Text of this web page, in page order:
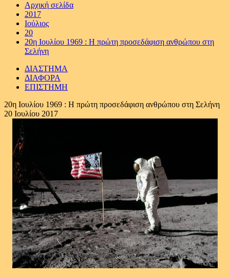
Αρχική σελίδα
2017
Ιούλιος
20
20η Ιουλίου 1969 : Η πρώτη προσεδάφιση ανθρώπου στη
Σελήνη
ΔΙΑΣΤΗΜΑ
ΔΙΑΦΟΡΑ
ΕΠΙΣΤΗΜΗ
20η Ιουλίου 1969 : Η πρώτη προσεδάφιση ανθρώπου στη Σελήνη
20 Ιουλίου 2017